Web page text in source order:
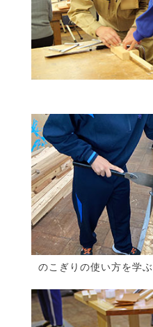
のこぎりの使い方を学ぶ